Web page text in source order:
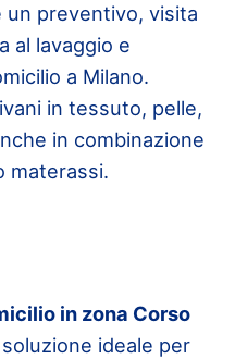
preventivo, visita
al lavaggio e
a Milano.
in tessuto, pelle,
in combinazione
materassi.
in zona Corso
ideale per